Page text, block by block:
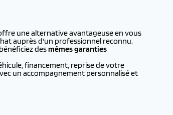
une alternative avantageuse en vous
auprès d'un professionnel reconnu.
desmêmes garanties
financement, reprise de votre
un accompagnement personnalisé et